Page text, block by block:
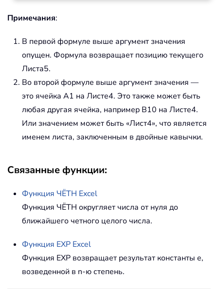
Примечания:
В первой формуле выше аргумент значения
опущен. Формула возвращает позицию текущего
Листа5.
Во второй формуле выше аргумент значения —
это ячейка A1 на Листе4. Это также может быть
любая другая ячейка, например B10 на Листе4.
Или значением может быть «Лист4», что является
именем листа, заключенным в двойные кавычки.
Связанные функции:
Функция ЧЁТН Excel
Функция ЧЁТН округляет числа от нуля до
ближайшего четного целого числа.
Функция EXP Excel
Функция EXP возвращает результат константы e,
возведенной в n-ю степень.